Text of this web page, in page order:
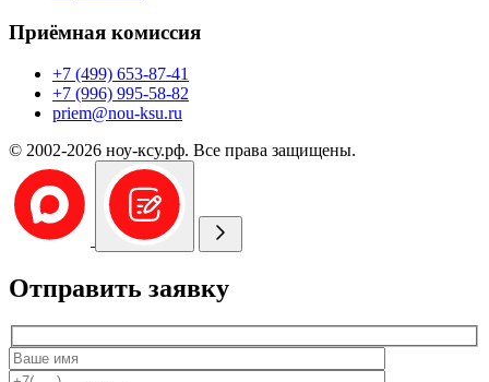
Приёмная комиссия
+7 (499) 653-87-41
+7 (996) 995-58-82
priem@nou-ksu.ru
© 2002-2026 ноу-ксу.рф. Все права защищены.
Отправить заявку